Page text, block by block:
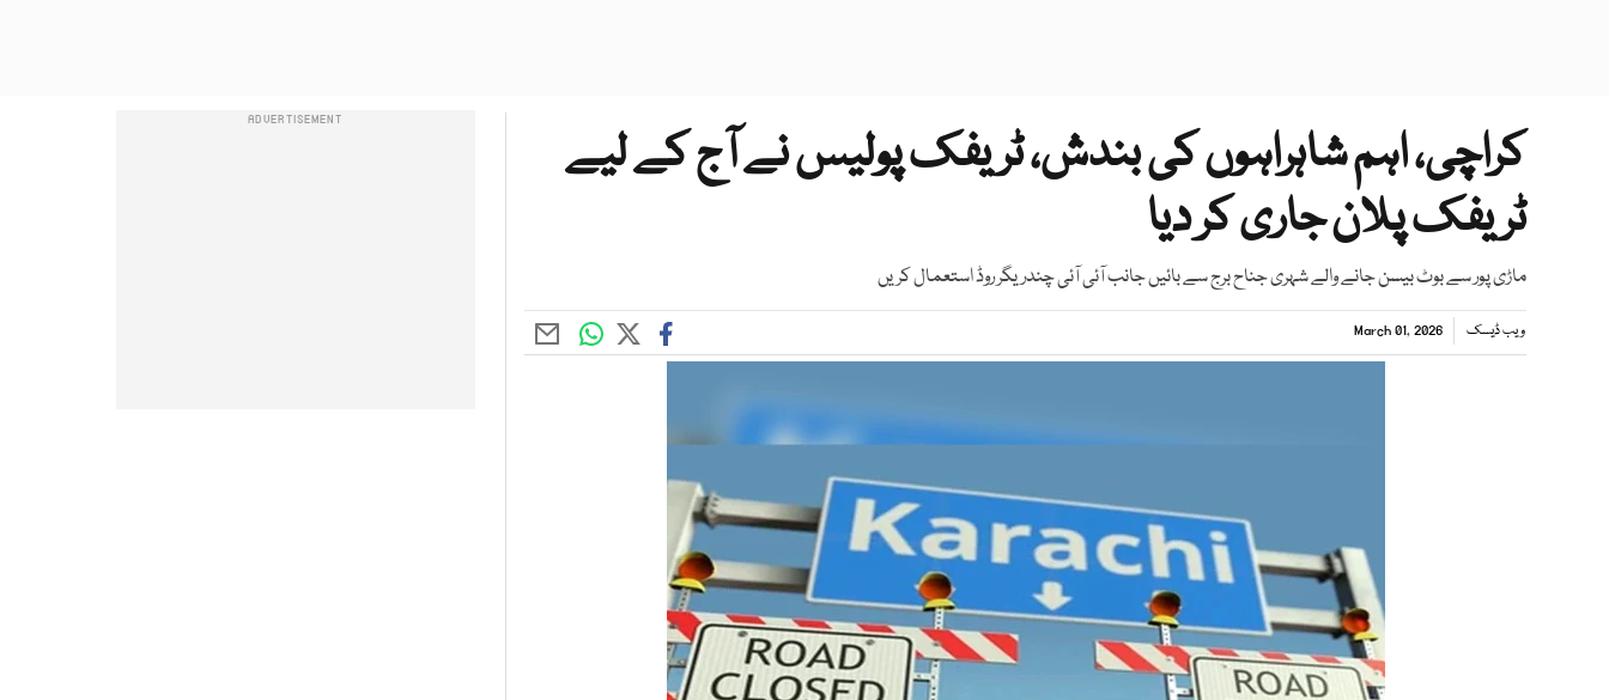
کراچی، اہم شاہراہوں کی بندش، ٹریفک پولیس نے آج کے لیے
ٹریفک پلان جاری کر دیا
ماڑی پور سے بوٹ بیسن جانے والے شہری جناح برج سے بائیں جانب آئی آئی چندریگر روڈ استعمال کریں
ویب ڈیسک March 01, 2026